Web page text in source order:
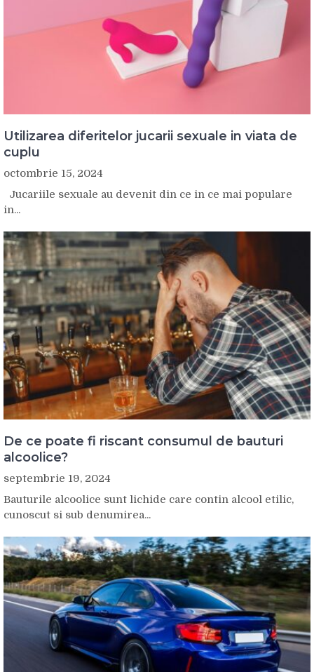
Utilizarea diferitelor jucarii sexuale in viata de
cuplu
octombrie 15, 2024
Jucariile sexuale au devenit din ce in ce mai populare
in...
De ce poate fi riscant consumul de bauturi
alcoolice?
septembrie 19, 2024
Bauturile alcoolice sunt lichide care contin alcool etilic,
cunoscut si sub denumirea...